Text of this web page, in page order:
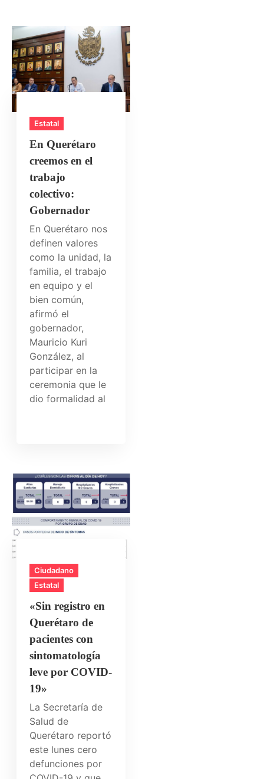
Estatal
En Querétaro
creemos en el
trabajo
colectivo:
Gobernador
En Querétaro nos
definen valores
como la unidad, la
familia, el trabajo
en equipo y el
bien común,
afirmó el
gobernador,
Mauricio Kuri
González, al
participar en la
ceremonia que le
dio formalidad al
Ciudadano
Estatal
«Sin registro en
Querétaro de
pacientes con
sintomatología
leve por COVID-
19»
La Secretaría de
Salud de
Querétaro reportó
este lunes cero
defunciones por